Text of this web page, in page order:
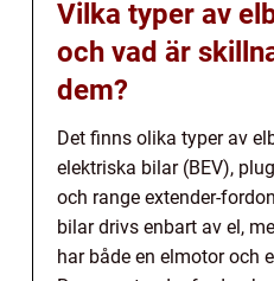
Vilka typer av
och vad är
dem?
Det finns olika typer av
elektriska bilar (BEV),
och range extender-
bilar drivs enbart av el,
har både en elmotor och